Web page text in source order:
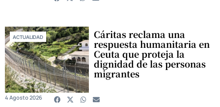
ACTUALIDAD Cáritas reclama una
respuesta humanitaria en
Ceuta que proteja la
dignidad de las personas
migrantes
4 Agosto 2026